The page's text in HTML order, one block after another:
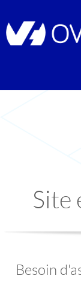
Site
Besoin